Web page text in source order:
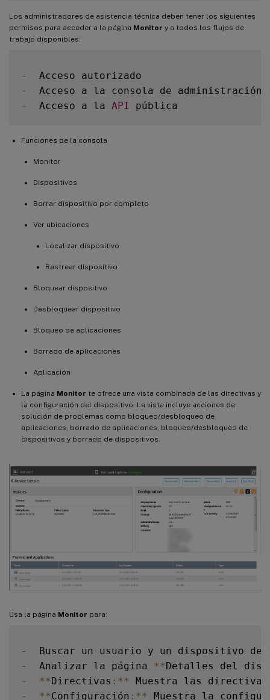
Los administradores de asistencia técnica deben tener los siguientes
permisos para acceder a la página Monitor y a todos los flujos de
trabajo disponibles:
-
-
-
  Acceso a la
API
Funciones de la consola
Monitor
Dispositivos
Borrar dispositivo por completo
Ver ubicaciones
Localizar dispositivo
Rastrear dispositivo
Bloquear dispositivo
Desbloquear dispositivo
Bloqueo de aplicaciones
Borrado de aplicaciones
Aplicación
La página Monitor te ofrece una vista combinada de las directivas y
la configuración del dispositivo. La vista incluye acciones de
solución de problemas como bloqueo/desbloqueo de
aplicaciones, borrado de aplicaciones, bloqueo/desbloqueo de
dispositivos y borrado de dispositivos.
Usa la página Monitor para:
-
Buscar un usuario y un dispositivo
-
  Analizar la página
**Detalles del
-
**Directivas : **
Muestra las
-
**Configuración : ** Muestra la